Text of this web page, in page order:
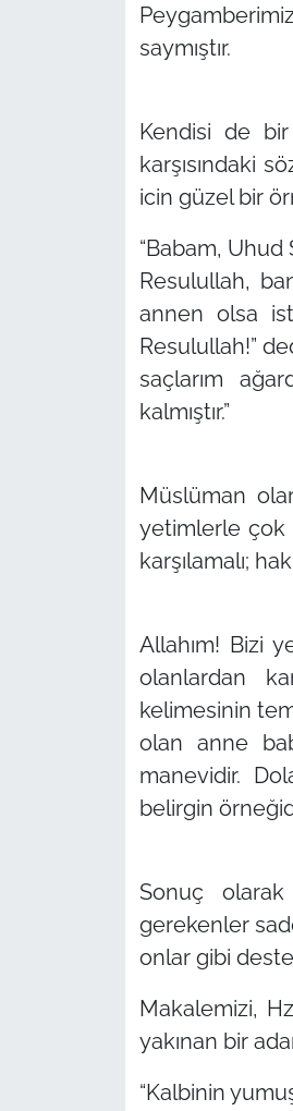
saymıştır.
Kendisi de
karşısındaki
icin güzel bir
“Babam, Uhud
Resulullah,
annen olsa
Resulullah!”
saçlarım
kalmıştır.”
Müslüman
yetimlerle çok
karşılamalı;
Allahım! Bizi
olanlardan
kelimesinin
olan anne
manevidir.
belirgin
Sonuç
gerekenler
onlar gibi
Makalemizi,
yakınan bir
“Kalbinin